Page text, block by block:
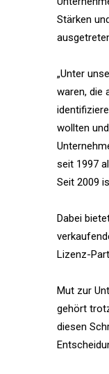
Stärken
„Unter
waren, die
wollten
seit 1997
Seit 2009
Dabei
Lizenz-
Mut zur
gehört
diesen